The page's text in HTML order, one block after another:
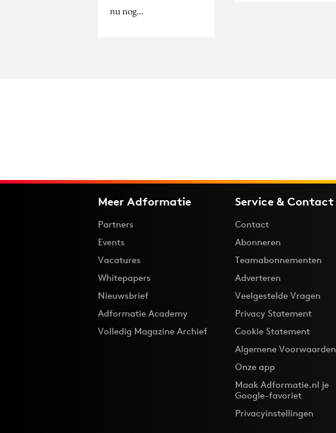
nu nog…
Meer Adformatie
Partners
Events
Vacatures
Whitepapers
Nieuwsbrief
Adformatie Academy
Volledig Magazine Archief
Service & Contact
Contact
Abonneren
Teamabonnementen
Adverteren
Veelgestelde Vragen
Privacy Statement
Cookie Statement
Algemene Voorwaarden
Onze app
Maak Adformatie.nl je
Google-favoriet
Privacyinstellingen